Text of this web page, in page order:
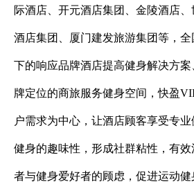
际酒店、开元酒店集团、金陵酒店
酒店集团、厦门建发旅游集团等，
下的响应品牌酒店提高健身解决方
牌定位的商旅服务健身空间，快盈
户需求为中心，让酒店顾客享受专
健身的趣味性，形成社群粘性，有效
者与健身爱好者的顾虑，促进运动